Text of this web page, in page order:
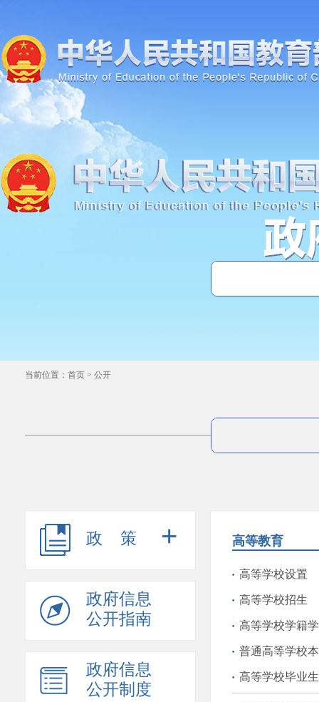
当前位置： 首页 > 公开
政策 +
政府信息
公开指南
政府信息
公开制度
高等教育
高等学校设置
高等学校招生
高等学校学籍
普通高等学校
高等学校毕业